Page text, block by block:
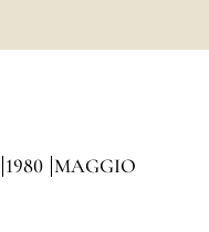
1980 MAGGIO